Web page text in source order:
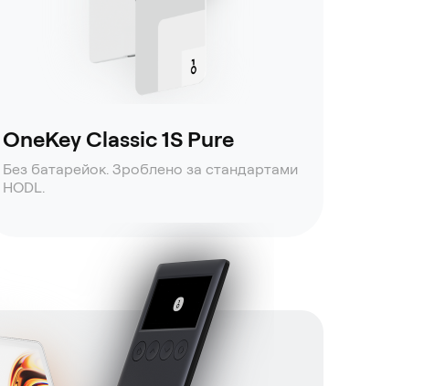
OneKey Classic 1S Pure
Без батарейок. Зроблено за стандартами
HODL.